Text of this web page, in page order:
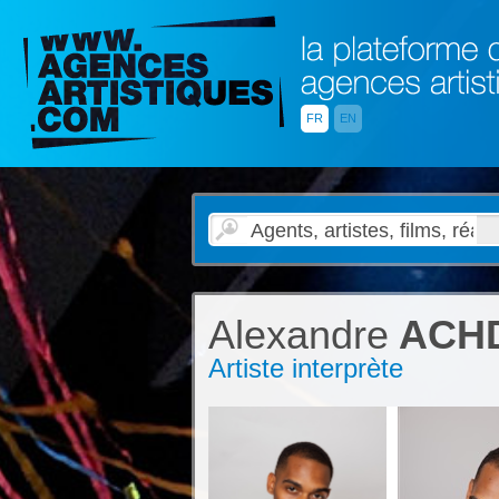
FR EN
Alexandre
Artiste interprète